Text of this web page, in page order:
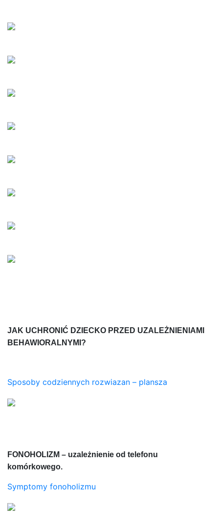
JAK UCHRONIĆ DZIECKO PRZED UZALEŻNIENIAMI
BEHAWIORALNYMI?
Sposoby codziennych rozwiazan – plansza
FONOHOLIZM – uzależnienie od telefonu
komórkowego.
Symptomy fonoholizmu